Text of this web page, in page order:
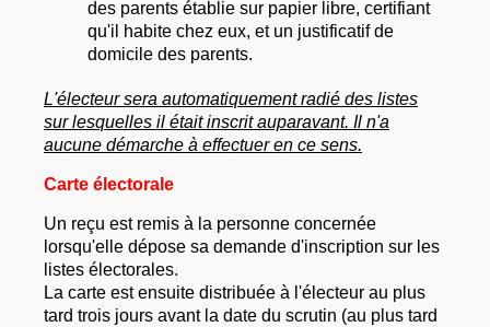
des parents établie sur papier libre, certifiant
qu'il habite chez eux, et un justificatif de
domicile des parents.
L'électeur sera automatiquement radié des listes
sur lesquelles il était inscrit auparavant. Il n'a
aucune démarche à effectuer en ce sens.
Carte électorale
Un reçu est remis à la personne concernée
lorsqu'elle dépose sa demande d'inscription sur les
listes électorales.
La carte est ensuite distribuée à l'électeur au plus
tard trois jours avant la date du scrutin (au plus tard